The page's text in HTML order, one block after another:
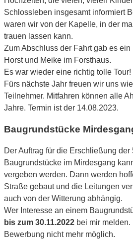
Schlossleben insgesamt informiert
waren wir von der Kapelle, in der
trauen lassen kann.
Zum Abschluss der Fahrt gab es
Horst und Meike im Forsthaus.
Es war wieder eine richtig tolle Tour!
Fürs nächste Jahr freuen wir uns
Teilnehmer. Mitfahren können alle
Jahre. Termin ist der 14.08.2023.
Baugrundstücke
Der Auftrag für die Erschließung der
Baugrundstücke im Mirdesgang
vergeben werden. Dann werden
Straße gebaut und die Leitungen
auch von der Witterung abhängig.
Wer Interesse an einem
bis zum 30.11.2022 bei mir
Bewerbung nicht mehr möglich.